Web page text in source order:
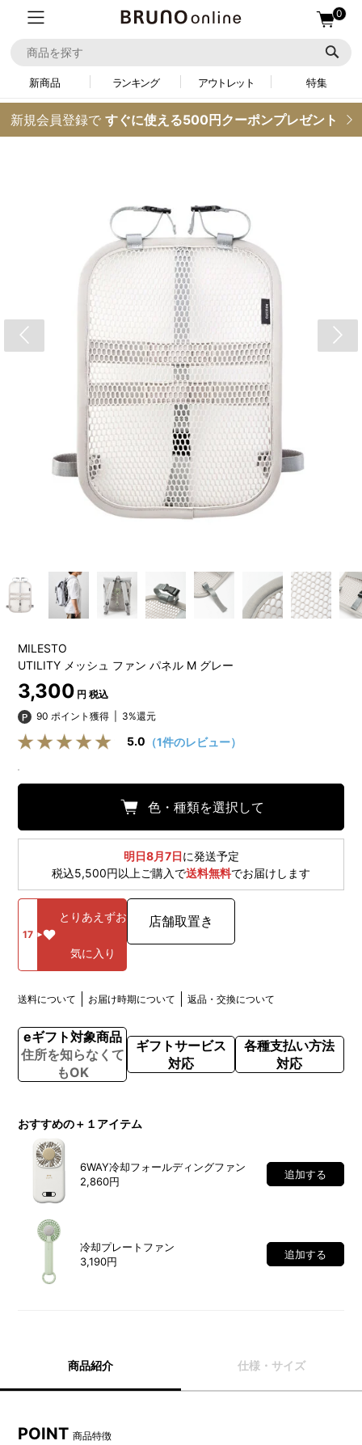
0
新商品 ランキング アウトレット 特集
新規会員登録で すぐに使える500円クーポンプレゼント
MILESTO
UTILITY メッシュ ファン パネル M グレー
3,300 円 税込
90 ポイント獲得
3%還元
5.0 （1件のレビュー）
色・種類を選択して
明日8月7日に発送予定
税込5,500円以上ご購入で送料無料でお届けします
17
とりあえずお
気に入り
店舗取置き
送料について お届け時期について 返品・交換について
eギフト対象商品
住所を知らなくて
もOK
ギフトサービス
対応
各種支払い方法
対応
おすすめの＋１アイテム
6WAY冷却フォールディングファン
2,860円
追加する
冷却プレートファン
3,190円
追加する
商品紹介 仕様・サイズ
POINT商品特徴